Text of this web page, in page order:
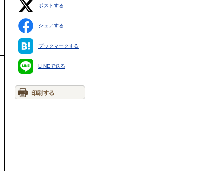
ポストする
シェアする
ブックマークする
LINEで送る